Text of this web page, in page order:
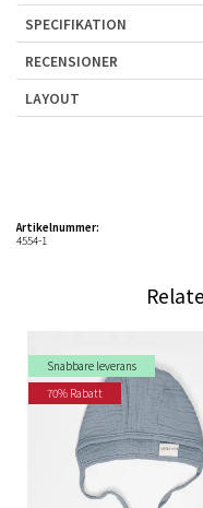
SPECIFIKATION
RECENSIONER
LAYOUT
Artikelnummer:
4554-1
Snabbare leverans
70% Rabatt